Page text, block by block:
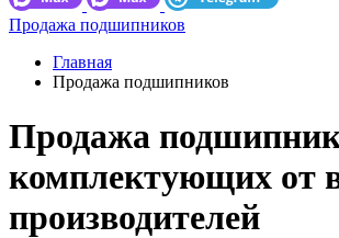
Продажа подшипников
Главная
Продажа подшипников
Продажа
комплектующих от
производителей